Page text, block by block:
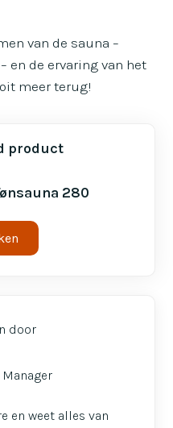
van de sauna –
en de ervaring van het
meer terug!
product
280
door
en weet alles van